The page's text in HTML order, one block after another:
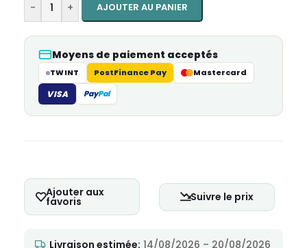
- + AJOUTER AU PANIER
Moyens de paiement acceptés
TWINT PostFinance Pay Mastercard
VISA PayPal
Ajouter aux
favoris Suivre le prix
Livraison estimée: 14/08/2026 – 20/08/2026